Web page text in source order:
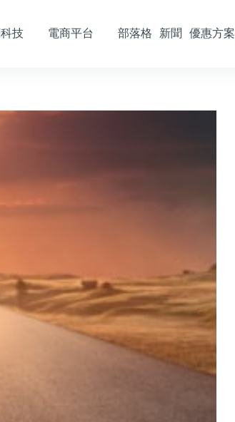
技 電商平台 部落格 新聞 優惠方案